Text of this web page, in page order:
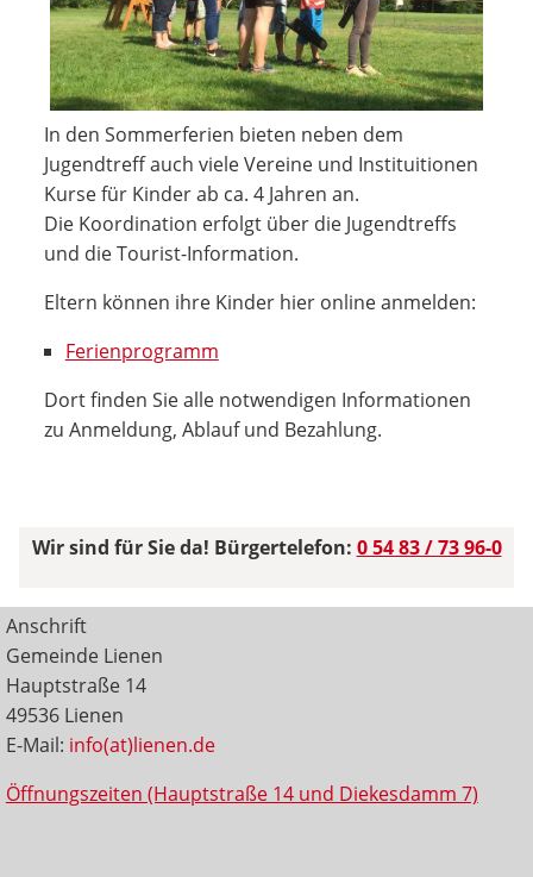
In den Sommerferien bieten neben dem
Jugendtreff auch viele Vereine und Instituitionen
Kurse für Kinder ab ca. 4 Jahren an.
Die Koordination erfolgt über die Jugendtreffs
und die Tourist-Information.
Eltern können ihre Kinder hier online anmelden:
Ferienprogramm
Dort finden Sie alle notwendigen Informationen
zu Anmeldung, Ablauf und Bezahlung.
Wir sind für Sie da! Bürgertelefon: 0 54 83 / 73 96-0
Anschrift
Gemeinde Lienen
Hauptstraße 14
49536 Lienen
E-Mail: info(at)lienen.de
Öffnungszeiten (Hauptstraße 14 und Diekesdamm 7)